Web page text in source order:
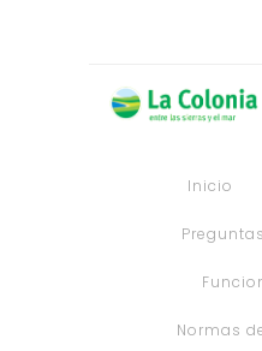
Inicio
Normas